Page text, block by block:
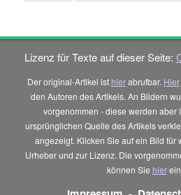
Lizenz für Texte auf dieser Seite:
Der original-Artikel ist hierabrufbar. Hier
den Autoren des Artikels. An Bildern
vorgenommen - diese werden aber
ursprünglichen Quelle des Artikels
angezeigt. Klicken Sie auf ein Bild für
Urheber und zur Lizenz. Die
können Sie hier